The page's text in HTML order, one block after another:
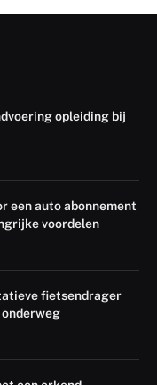
opleiding bij
een auto abonnement
voordelen
fietsendrager